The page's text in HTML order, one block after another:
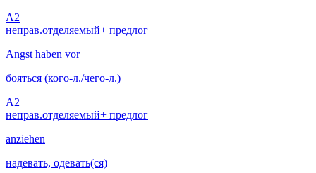
A2
неправ.отделяемый+ предлог
Angst haben vor
бояться (кого-л./чего-л.)
A2
неправ.отделяемый+ предлог
anziehen
надевать, одевать(ся)